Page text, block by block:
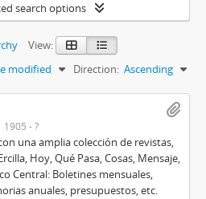
search options
View:
modified Direction: Ascending
1905 - ?
una amplia colección de revistas,
Hoy, Qué Pasa, Cosas, Mensaje,
Central: Boletines mensuales,
anuales, presupuestos, etc.